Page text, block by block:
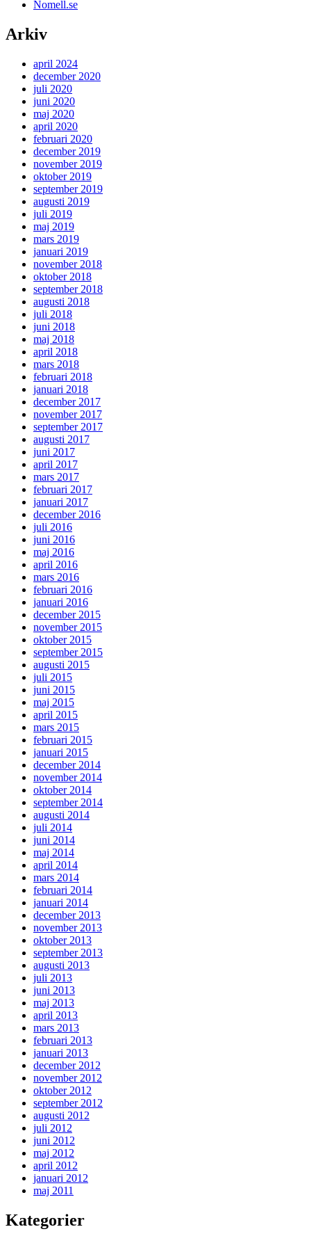
Nomell.se
Arkiv
april 2024
december 2020
juli 2020
juni 2020
maj 2020
april 2020
februari 2020
december 2019
november 2019
oktober 2019
september 2019
augusti 2019
juli 2019
maj 2019
mars 2019
januari 2019
november 2018
oktober 2018
september 2018
augusti 2018
juli 2018
juni 2018
maj 2018
april 2018
mars 2018
februari 2018
januari 2018
december 2017
november 2017
september 2017
augusti 2017
juni 2017
april 2017
mars 2017
februari 2017
januari 2017
december 2016
juli 2016
juni 2016
maj 2016
april 2016
mars 2016
februari 2016
januari 2016
december 2015
november 2015
oktober 2015
september 2015
augusti 2015
juli 2015
juni 2015
maj 2015
april 2015
mars 2015
februari 2015
januari 2015
december 2014
november 2014
oktober 2014
september 2014
augusti 2014
juli 2014
juni 2014
maj 2014
april 2014
mars 2014
februari 2014
januari 2014
december 2013
november 2013
oktober 2013
september 2013
augusti 2013
juli 2013
juni 2013
maj 2013
april 2013
mars 2013
februari 2013
januari 2013
december 2012
november 2012
oktober 2012
september 2012
augusti 2012
juli 2012
juni 2012
maj 2012
april 2012
januari 2012
maj 2011
Kategorier